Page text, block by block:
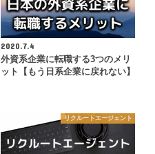
2020.7.4
外資系企業に転職する3つのメリ
ット【もう日系企業に戻れない】
リクルートエージェント